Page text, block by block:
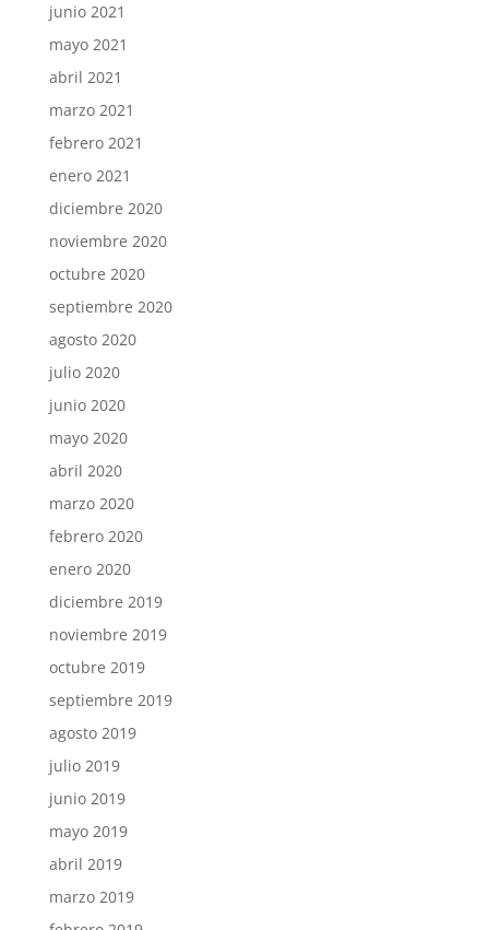
junio 2021
mayo 2021
abril 2021
marzo 2021
febrero 2021
enero 2021
diciembre 2020
noviembre 2020
octubre 2020
septiembre 2020
agosto 2020
julio 2020
junio 2020
mayo 2020
abril 2020
marzo 2020
febrero 2020
enero 2020
diciembre 2019
noviembre 2019
octubre 2019
septiembre 2019
agosto 2019
julio 2019
junio 2019
mayo 2019
abril 2019
marzo 2019